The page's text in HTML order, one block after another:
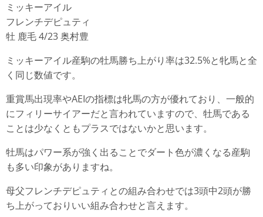
ミッキーアイル
フレンチデピュティ
牡 鹿毛 4/23 奥村豊
ミッキーアイル産駒の牡馬勝ち上がり率は32.5%と牝馬と全
く同じ数値です。
重賞馬出現率やAEIの指標は牝馬の方が優れており、一般的
にフィリーサイアーだと言われていますので、牡馬である
ことは少なくともプラスではないかと思います。
牡馬はパワー系が強く出ることでダート色が濃くなる産駒
も多い印象がありますね。
母父フレンチデピュティとの組み合わせでは3頭中2頭が勝
ち上がっておりいい組み合わせと言えます。